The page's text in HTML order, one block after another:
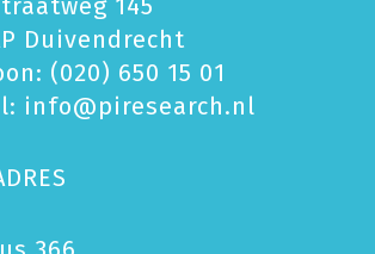
145
Duivendrecht
(020) 650 15 01
info@piresearch.nl